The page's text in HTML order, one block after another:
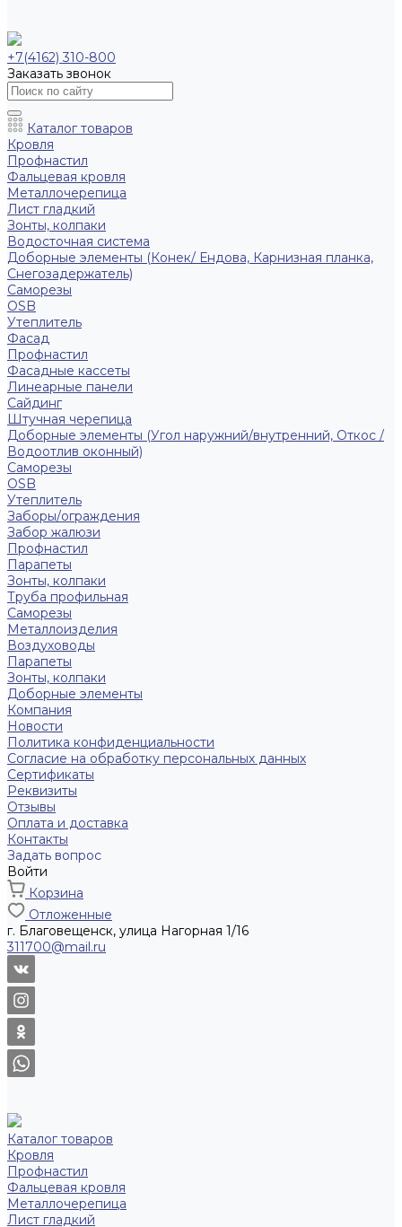
+7(4162) 310-800
Заказать звонок
Каталог товаров
Кровля
Профнастил
Фальцевая кровля
Металлочерепица
Лист гладкий
Зонты, колпаки
Водосточная система
Доборные элементы (Конек/ Ендова, Карнизная планка,
Снегозадержатель)
Саморезы
ОSB
Утеплитель
Фасад
Профнастил
Фасадные кассеты
Линеарные панели
Сайдинг
Штучная черепица
Доборные элементы (Угол наружний/внутренний, Откос /
Водоотлив оконный)
Саморезы
OSB
Утеплитель
Заборы/ограждения
Забор жалюзи
Профнастил
Парапеты
Зонты, колпаки
Труба профильная
Саморезы
Металлоизделия
Воздуховоды
Парапеты
Зонты, колпаки
Доборные элементы
Компания
Новости
Политика конфиденциальности
Согласие на обработку персональных данных
Сертификаты
Реквизиты
Отзывы
Оплата и доставка
Контакты
Задать вопрос
Войти
Корзина
Отложенные
г. Благовещенск, улица Нагорная 1/16
311700@mail.ru
Каталог товаров
Кровля
Профнастил
Фальцевая кровля
Металлочерепица
Лист гладкий